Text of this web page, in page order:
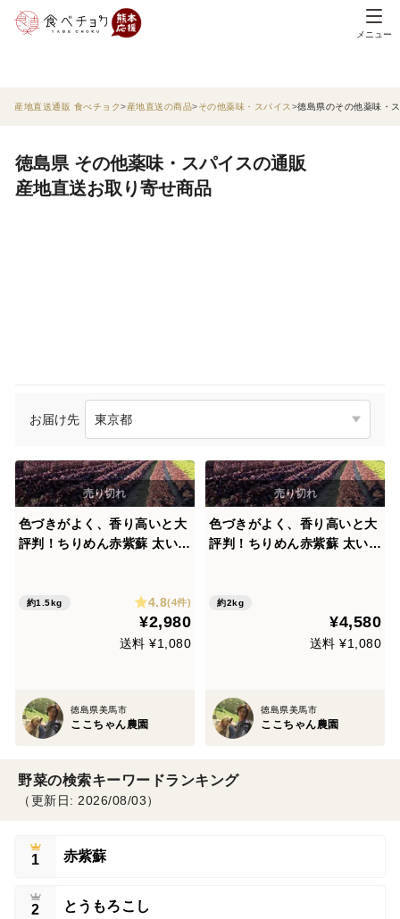
メニュー
産地直送通販 食べチョク 産地直送の商品 その他薬味・スパイス 徳島県のその他薬味・
徳島県 その他薬味・スパイスの通販
産地直送お取り寄せ商品
お届け先
色づきがよく、香り高いと大
評判！ちりめん赤紫蘇 太い枝
約1.5kg 4.8(4件)
¥2,980
送料 ¥1,080
徳島県美馬市
ここちゃん農園
色づきがよく、香り高いと大
評判！ちりめん赤紫蘇 太い枝
約2kg
¥4,580
送料 ¥1,080
徳島県美馬市
ここちゃん農園
野菜の検索キーワードランキング
（更新日: 2026/08/03）
1 赤紫蘇
2 とうもろこし